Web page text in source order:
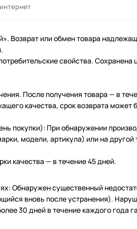
Возврат или обмен товара
свойства. Сохранена
После получения товара — в
качества, срок возврата может
покупки): При обнаружении
модели, артикула) или на другой
качества — в течение 45 дней.
Обнаружен существенный
вновь после устранения).
30 дней в течение каждого года